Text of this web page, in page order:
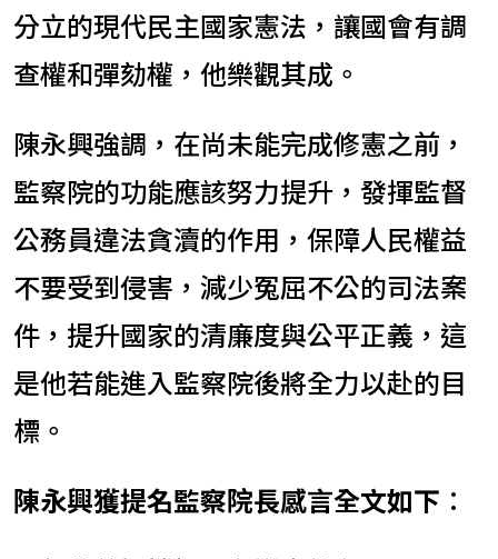
分立的現代民主國家憲法，讓國會有調
查權和彈劾權，他樂觀其成。
陳永興強調，在尚未能完成修憲之前，
監察院的功能應該努力提升，發揮監督
公務員違法貪瀆的作用，保障人民權益
不要受到侵害，減少冤屈不公的司法案
件，提升國家的清廉度與公平正義，這
是他若能進入監察院後將全力以赴的目
標。
陳永興獲提名監察院長感言全文如下 ：